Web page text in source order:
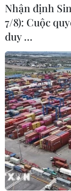
Bộ Công
giá tạm thời
Quốc
22/02/2025 13:45
Theo quyết định
tra từ Trung
hiệu lực sau 15
trong vòng 120
Nhận định
7/8): Cuộc
duy …